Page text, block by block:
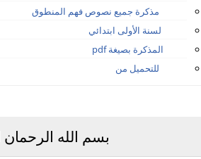
مذكرة جميع نصوص فهم المنطوق
لسنة الأولى ابتدائي
المذكرة بصيغة pdf
للتحميل من
بسم الله الرحمان